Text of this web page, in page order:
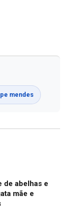
mendes
de abelhas e
mãe e